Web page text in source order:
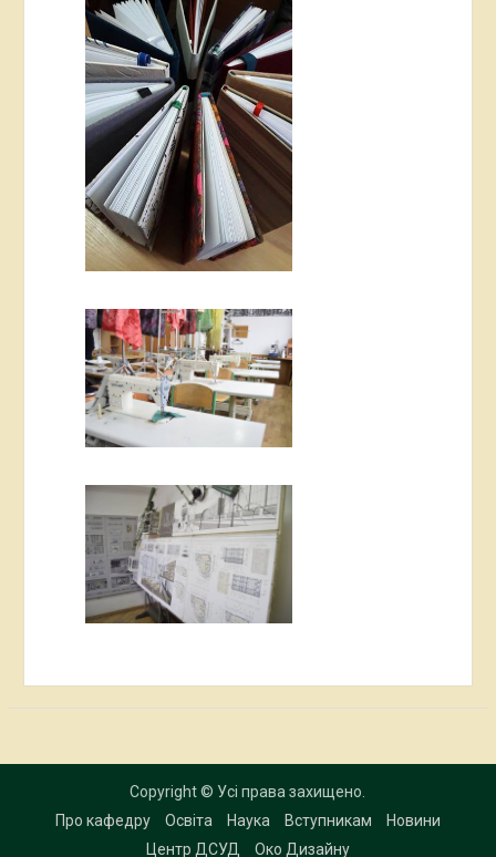
Copyright © Усі права захищено.
Про кафедру
Освіта Наука Вступникам
Новини
Центр ДСУД
Око Дизайну